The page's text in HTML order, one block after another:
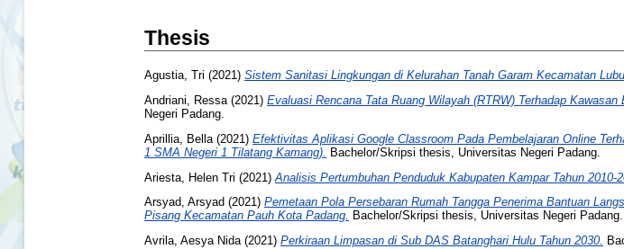
Thesis
Agustia, Tri (2021) Sistem Sanitasi Lingkungan di Kelurahan Tanah Garam Kecamatan
Andriani, Ressa (2021) Evaluasi Rencana Tata Ruang Wilayah (RTRW) Terhadap
Negeri Padang.
Aprillia, Bella (2021) Efektivitas Aplikasi Google Classroom Pada Pembelajaran Online
1 SMA Negeri 1 Tilatang Kamang). Bachelor/Skripsi thesis, Universitas Negeri Padang.
Ariesta, Helen Tri (2021) Analisis Pertumbuhan Penduduk Kabupaten Kampar Tahun 2010-
Arsyad, Arsyad (2021) Pemetaan Pola Persebaran Rumah Tangga Penerima Bantuan
Pisang Kecamatan Pauh Kota Padang. Bachelor/Skripsi thesis, Universitas Negeri Padang.
Avrila, Aesya Nida(2021) Perkiraan Limpasan di Sub DAS Batanghari Hulu Tahun 2030.